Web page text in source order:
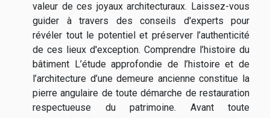
valeur de ces joyaux architecturaux. Laissez-vous
guider à travers des conseils d'experts pour
révéler tout le potentiel et préserver l’authenticité
de ces lieux d'exception. Comprendre l’histoire du
bâtiment L’étude approfondie de l’histoire et de
l’architecture d’une demeure ancienne constitue la
pierre angulaire de toute démarche de restauration
respectueuse du patrimoine. Avant toute